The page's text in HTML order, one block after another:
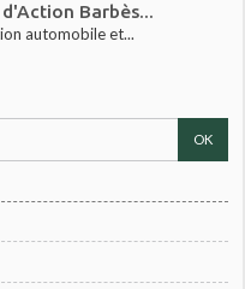
Barbès...
automobile et...